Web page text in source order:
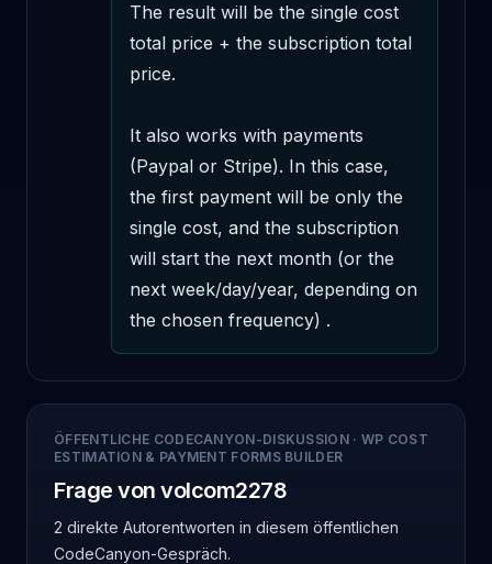
The result will be the single cost
total price + the subscription total
price.
It also works with payments
(Paypal or Stripe). In this case,
the first payment will be only the
single cost, and the subscription
will start the next month (or the
next week/day/year, depending on
the chosen frequency) .
ÖFFENTLICHE CODECANYON-DISKUSSION· WP COST
ESTIMATION & PAYMENT FORMS BUILDER
Frage von volcom2278
2 direkte Autorentworten in diesem öffentlichen
CodeCanyon-Gespräch.